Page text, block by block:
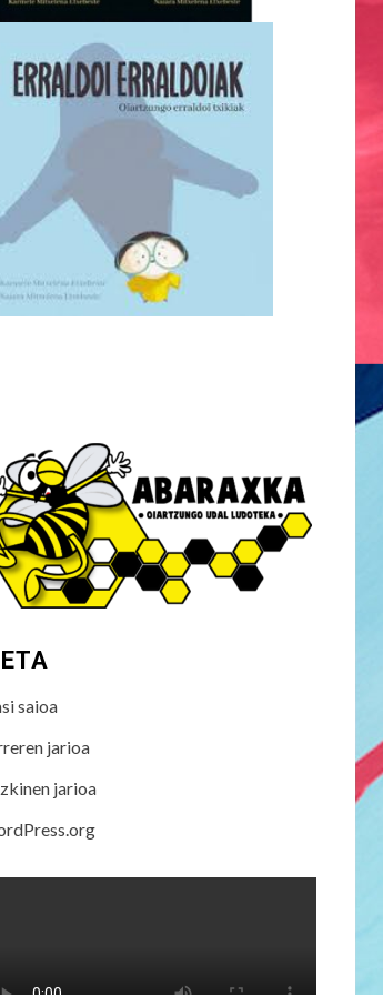
saioa
jarioa
jarioa